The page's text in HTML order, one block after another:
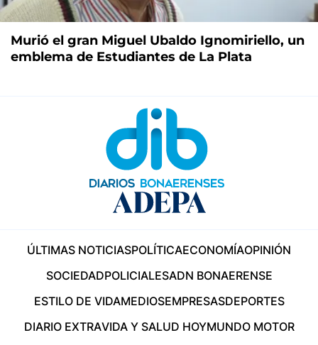
Murió el gran Miguel Ubaldo Ignomiriello, un
emblema de Estudiantes de La Plata
ÚLTIMAS NOTICIASPOLÍTICAECONOMÍAOPINIÓN
SOCIEDADPOLICIALESADN BONAERENSE
ESTILO DE VIDAMEDIOSEMPRESASDEPORTES
DIARIO EXTRAVIDA Y SALUD HOYMUNDO MOTOR